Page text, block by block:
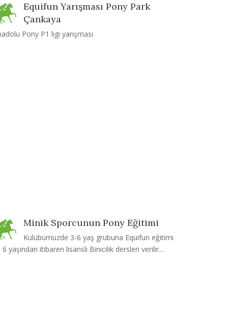
Equifun Yarışması Pony Park
Çankaya
Pony P1 ligi yarışması
Minik Sporcunun Pony Eğitimi
Kulübümüzde 3-6 yaş grubuna Equifun eğitimi
6 yaşından itibaren lisanslı Binicilik dersleri verilir...